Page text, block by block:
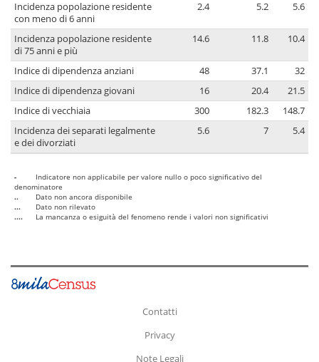
Incidenza popolazione residente
con meno di 6 anni
2.4 5.2 5.6
Incidenza popolazione residente
di 75 anni e più
14.6 11.8 10.4
Indice di dipendenza anziani 48 37.1
32
Indice di dipendenza giovani
16 20.4
21.5
Indice di vecchiaia
300 182.3
148.7
Incidenza dei separati legalmente
e dei divorziati
5.6 7 5.4
-
Indicatore non applicabile per valore nullo o poco significativo del
denominatore
..
Dato non ancora disponibile
...
Dato non rilevato
....
La mancanza o esiguità del fenomeno rende i valori non significativi
Contatti
Privacy
Note Legali